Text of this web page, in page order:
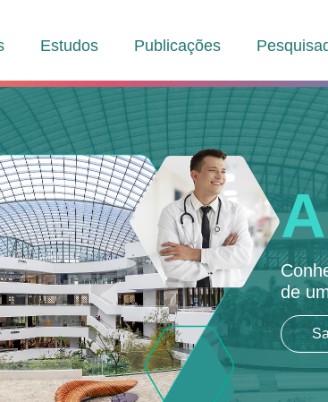
Estudos Publicações
de